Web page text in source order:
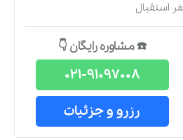
استقبال
☎️ مشاوره رایگان 👇
021-91097008
رزرو و جزئیات